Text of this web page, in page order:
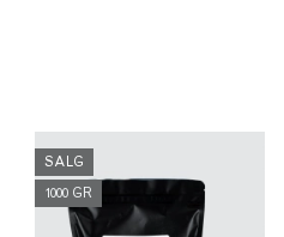
SALG
1000 GR